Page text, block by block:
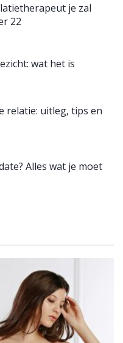
je zal
22
wat het is
relatie: uitleg, tips en
Alles wat je moet